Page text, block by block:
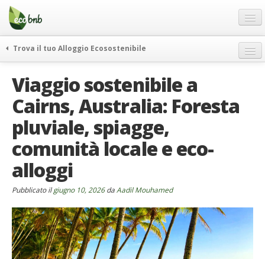
Menu
Salta
contenuto
Offerte Speciali
Regali
FAQ
Chi Siamo
Partner
Contatti
Italiano
German
English
Trova il tuo Alloggio Ecosostenibile
itinerari
curiosità
vivere e viaggiare verde
news ed eventi
ecohotel
rassegna stampa
Viaggio sostenibile a
Cairns, Australia: Foresta
pluviale, spiagge,
comunità locale e eco-
alloggi
Pubblicato ilgiugno 10, 2026da Aadil Mouhamed